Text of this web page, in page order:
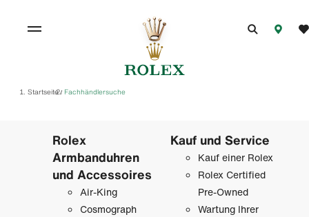
Startseite/ Fachhändlersuche
Rolex
Armbanduhren
und Accessoires
Air-King
Cosmograph
Kauf und Service
Kauf einer Rolex
Rolex Certified
Pre-Owned
Wartung Ihrer